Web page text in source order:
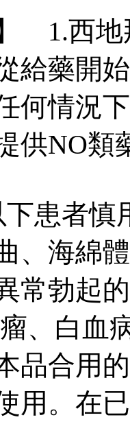
】 1.西
給藥開
何情況
供NO類
慎用
、海綿
常勃起
、白血
品合用
用。在